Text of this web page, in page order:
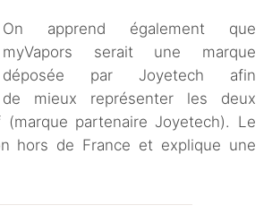
On apprend également que
myVapors serait une marque
déposée par Joyetech afin
de mieux représenter les deux
partenaire Joyetech). Le
hors de France et explique une